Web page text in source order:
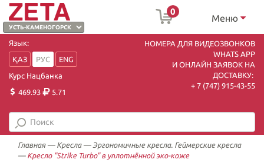
0
Меню
Язык:
ҚАЗ
РУС
ENG
Курс Нацбанка
469.93
5.71
НОМЕРА ДЛЯ ВИДЕОЗВОНКОВ
WHATS APP
И ОНЛАЙН ЗАЯВОК НА
ДОСТАВКУ:
+ 7 (747) 915-43-55
Главная— Кресла— Эргономичные кресла. Геймерские кресла
— Кресло "Strike Turbo" в уплотнённой эко-коже